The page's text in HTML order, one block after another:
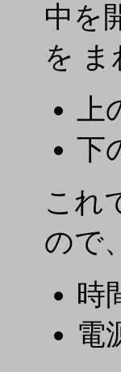
中を
を ま
上
下
これ
ので
時
電